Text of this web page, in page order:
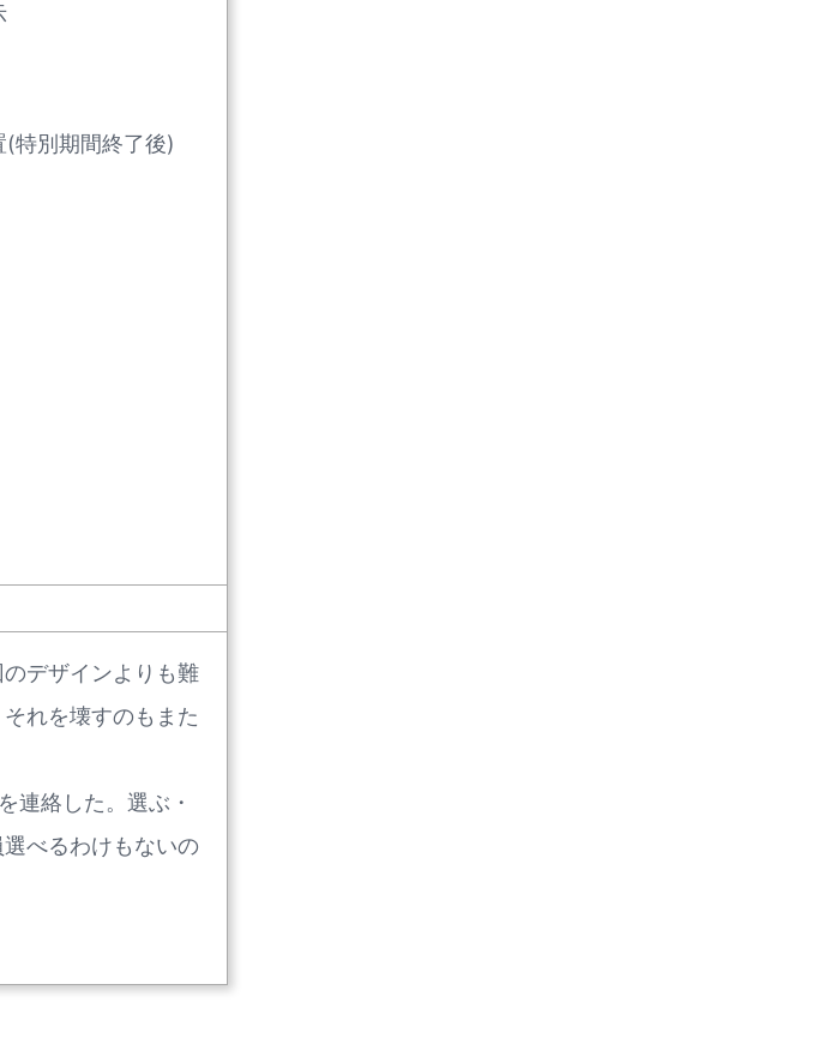
特別期間終了後)
デザインよりも難
れを壊すのもまた
連絡した。選ぶ・
べるわけもないの